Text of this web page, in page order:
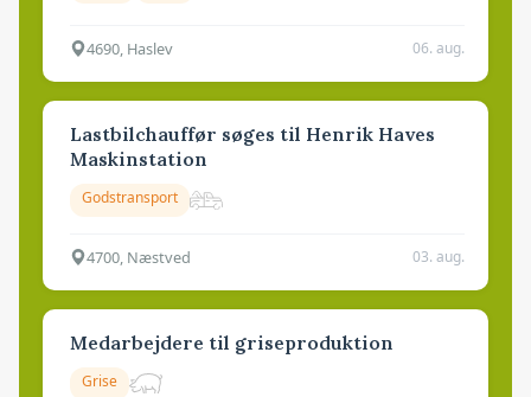
4690, Haslev 06. aug.
Lastbilchauffør søges til Henrik Haves
Maskinstation
Godstransport
4700, Næstved 03. aug.
Medarbejdere til griseproduktion
Grise